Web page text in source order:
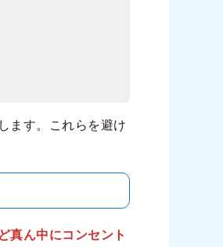
ます。これらを避け
真ん中にコンセント